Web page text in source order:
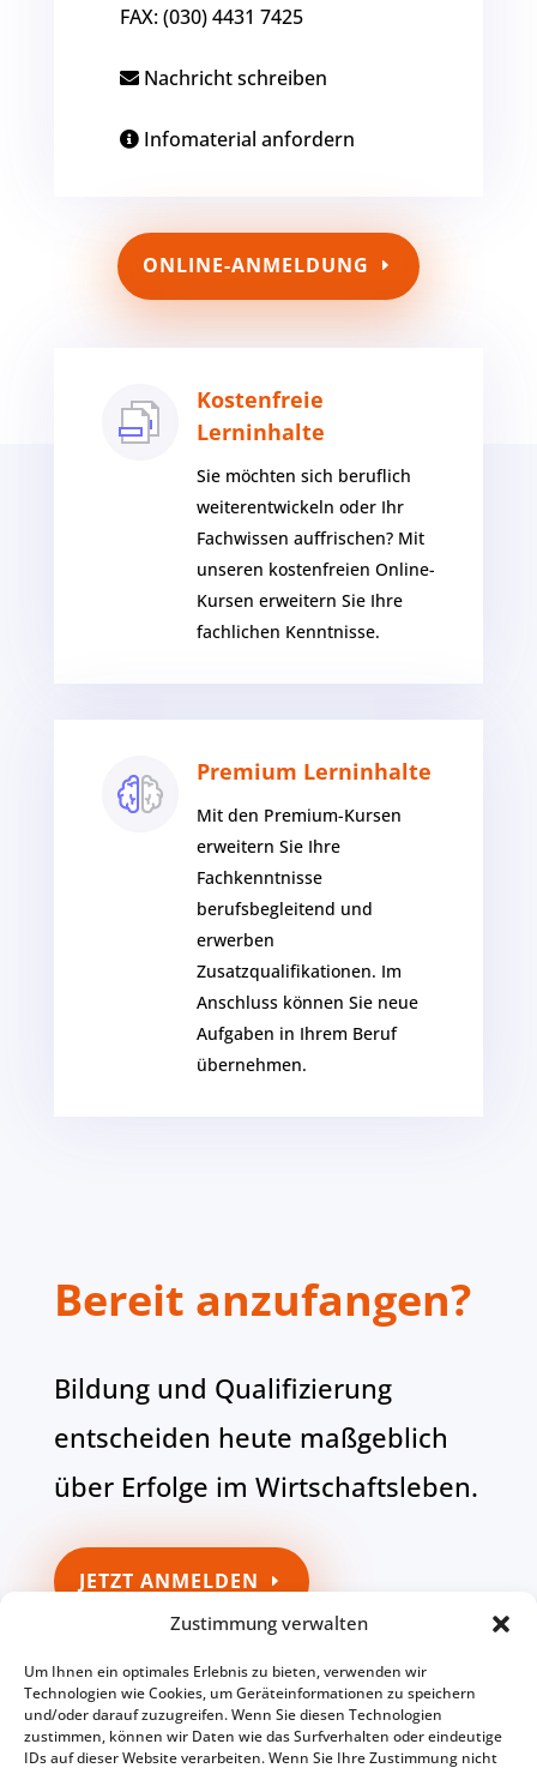
Zustimmung verwalten
Um Ihnen ein optimales Erlebnis zu bieten, verwenden wir
Technologien wie Cookies, um Geräteinformationen zu speichern
und/oder darauf zuzugreifen. Wenn Sie diesen Technologien
zustimmen, können wir Daten wie das Surfverhalten oder eindeutige
IDs auf dieser Website verarbeiten. Wenn Sie Ihre Zustimmung nicht
FAX: (030) 4431 7425
Nachricht schreiben
Infomaterial anfordern
ONLINE-ANMELDUNG
Kostenfreie
Lerninhalte
Sie möchten sich beruflich
weiterentwickeln oder Ihr
Fachwissen auffrischen? Mit
unseren kostenfreien Online-
Kursen erweitern Sie Ihre
fachlichen Kenntnisse.
Premium Lerninhalte
Mit den Premium-Kursen
erweitern Sie Ihre
Fachkenntnisse
berufsbegleitend und
erwerben
Zusatzqualifikationen. Im
Anschluss können Sie neue
Aufgaben in Ihrem Beruf
übernehmen.
Bereit anzufangen?
Bildung und Qualifizierung
entscheiden heute maßgeblich
über Erfolge im Wirtschaftsleben.
JETZT ANMELDEN
KONTAKT